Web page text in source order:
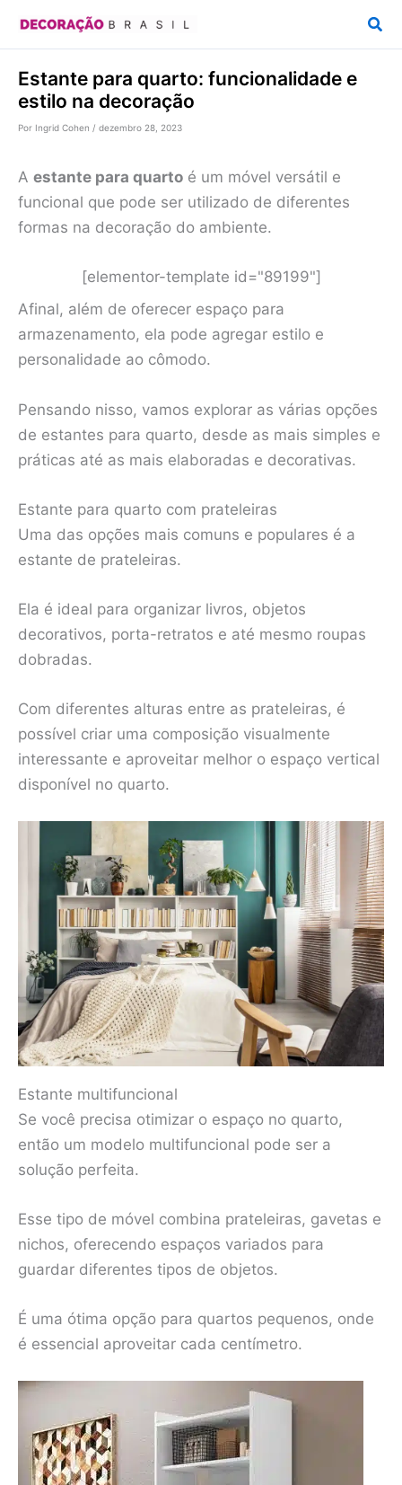
conteúdo
Estante para quarto: funcionalidade e
estilo na decoração
Por Ingrid Cohen / dezembro 28, 2023
A estante para quarto é um móvel versátil e
funcional que pode ser utilizado de diferentes
formas na decoração do ambiente.
[elementor-template id="89199"]
Afinal, além de oferecer espaço para
armazenamento, ela pode agregar estilo e
personalidade ao cômodo.
Pensando nisso, vamos explorar as várias opções
de estantes para quarto, desde as mais simples e
práticas até as mais elaboradas e decorativas.
Estante para quarto com prateleiras
Uma das opções mais comuns e populares é a
estante de prateleiras.
Ela é ideal para organizar livros, objetos
decorativos, porta-retratos e até mesmo roupas
dobradas.
Com diferentes alturas entre as prateleiras, é
possível criar uma composição visualmente
interessante e aproveitar melhor o espaço vertical
disponível no quarto.
Estante multifuncional
Se você precisa otimizar o espaço no quarto,
então um modelo multifuncional pode ser a
solução perfeita.
Esse tipo de móvel combina prateleiras, gavetas e
nichos, oferecendo espaços variados para
guardar diferentes tipos de objetos.
É uma ótima opção para quartos pequenos, onde
é essencial aproveitar cada centímetro.